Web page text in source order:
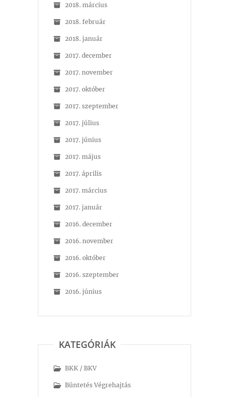
2018. március
2018. február
2018. január
2017. december
2017. november
2017. október
2017. szeptember
2017. július
2017. június
2017. május
2017. április
2017. március
2017. január
2016. december
2016. november
2016. október
2016. szeptember
2016. június
KATEGÓRIÁK
BKK / BKV
Büntetés Végrehajtás